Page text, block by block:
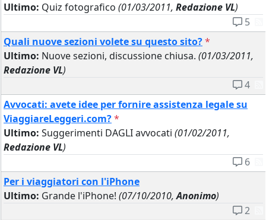
Ultimo: Quiz fotografico (01/03/2011, Redazione VL)
5
Quali nuove sezioni volete su questo sito?*
Ultimo: Nuove sezioni, discussione chiusa. (01/03/2011,
Redazione VL)
4
Avvocati: avete idee per fornire assistenza legale su
ViaggiareLeggeri.com?*
Ultimo: Suggerimenti DAGLI avvocati (01/02/2011,
Redazione VL)
6
Per i viaggiatori con l'iPhone
Ultimo: Grande l'iPhone! (07/10/2010,Anonimo)
2